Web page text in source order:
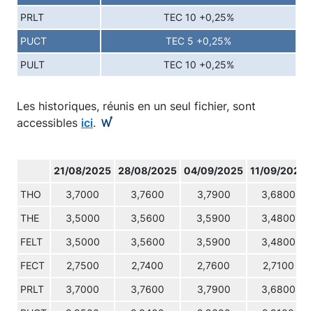
PRLT TEC 10 +0,25%
PUCT TEC 5 +0,25%
PULT TEC 10 +0,25%
Les historiques, réunis en un seul fichier, sont
accessibles ici.
21/08/2025 28/08/2025 04/09/2025 11/09/2025
THO 3,7000 3,7600 3,7900 3,6800
THE 3,5000 3,5600 3,5900 3,4800
FELT 3,5000 3,5600 3,5900 3,4800
FECT 2,7500 2,7400 2,7600 2,7100
PRLT 3,7000 3,7600 3,7900 3,6800